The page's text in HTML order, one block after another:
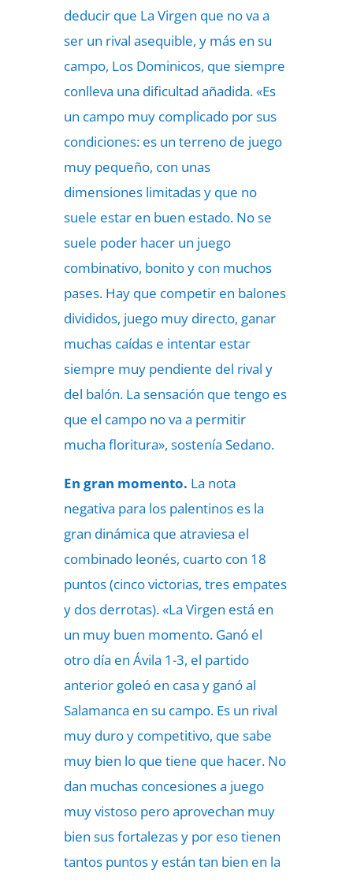
deducir que La Virgen que no va a
ser un rival asequible, y más en su
campo, Los Dominicos, que siempre
conlleva una dificultad añadida. «Es
un campo muy complicado por sus
condiciones: es un terreno de juego
muy pequeño, con unas
dimensiones limitadas y que no
suele estar en buen estado. No se
suele poder hacer un juego
combinativo, bonito y con muchos
pases. Hay que competir en balones
divididos, juego muy directo, ganar
muchas caídas e intentar estar
siempre muy pendiente del rival y
del balón. La sensación que tengo es
que el campo no va a permitir
mucha floritura», sostenía Sedano.
En gran momento. La nota
negativa para los palentinos es la
gran dinámica que atraviesa el
combinado leonés, cuarto con 18
puntos (cinco victorias, tres empates
y dos derrotas). «La Virgen está en
un muy buen momento. Ganó el
otro día en Ávila 1-3, el partido
anterior goleó en casa y ganó al
Salamanca en su campo. Es un rival
muy duro y competitivo, que sabe
muy bien lo que tiene que hacer. No
dan muchas concesiones a juego
muy vistoso pero aprovechan muy
bien sus fortalezas y por eso tienen
tantos puntos y están tan bien en la